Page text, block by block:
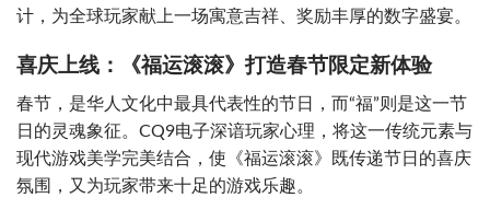
计，为全球玩家献上一场寓意吉祥、奖励丰厚的数字盛宴。
喜庆上线：《福运滚滚》打造春节限定新体验
春节，是华人文化中最具代表性的节日，而“福”则是这一节
日的灵魂象征。CQ9电子深谙玩家心理，将这一传统元素与
现代游戏美学完美结合，使《福运滚滚》既传递节日的喜庆
氛围，又为玩家带来十足的游戏乐趣。